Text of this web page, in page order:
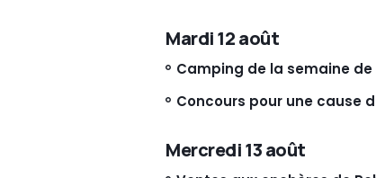
Mardi 12 août
Camping de la semaine
Concours pour une cause
Mercredi 13 août